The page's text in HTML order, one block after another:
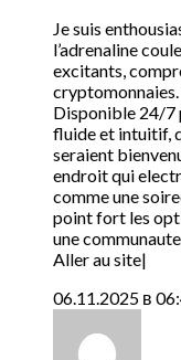
Je suis
l’adrenaline
excitants,
Disponible 24/7
fluide et intuitif,
seraient
endroit qui
comme une
point fort les
une
Aller au site|
06.11.2025 в